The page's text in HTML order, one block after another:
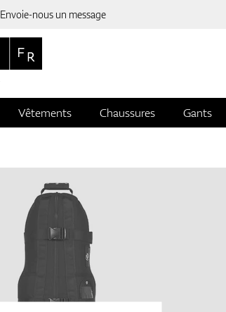
Envoie-nous un message
Vêtements Chaussures Gants